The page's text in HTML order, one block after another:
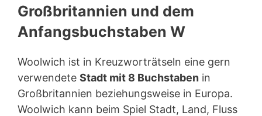
Großbritannien und dem
Anfangsbuchstaben W
Woolwich ist in Kreuzworträtseln eine gern
verwendete Stadt mit 8 Buchstaben in
Großbritannien beziehungsweise in Europa.
Woolwich kann beim Spiel Stadt, Land, Fluss